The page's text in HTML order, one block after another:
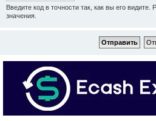
Введите код в точности так, как вы его видите.
значения.